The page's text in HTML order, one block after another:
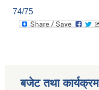
74/75
बजेट तथा कार्यक्रम